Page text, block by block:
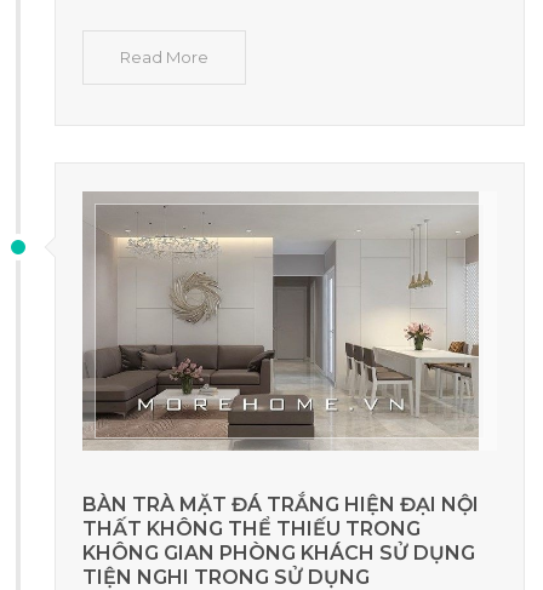
Read More
BÀN TRÀ MẶT ĐÁ TRẮNG HIỆN ĐẠI NỘI
THẤT KHÔNG THỂ THIẾU TRONG
KHÔNG GIAN PHÒNG KHÁCH SỬ DỤNG
TIỆN NGHI TRONG SỬ DỤNG